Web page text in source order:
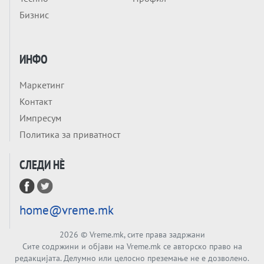
со отпор, а Европа гледа почеток на
Брисел ги менува правилата за
проширување: НОВИ ЗАШТИТНИ
МЕХАНИЗМИ ЗА ИДНИТЕ ЧЛЕНКИ НА ЕУ
Вечер Анализа
Бизнис
ИНФО
Маркетинг
Контакт
Импресум
Политика за приватност
СЛЕДИ НÈ
home@vreme.mk
2026 © Vreme.mk, сите права задржани
Сите содржини и објави на Vreme.mk се авторско право на
редакцијата. Делумно или целосно преземање не е дозволено.